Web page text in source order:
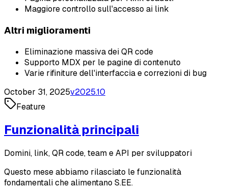
Maggiore controllo sull'accesso ai link
Altri miglioramenti
Eliminazione massiva dei QR code
Supporto MDX per le pagine di contenuto
Varie rifiniture dell'interfaccia e correzioni di bug
October 31, 2025v2025.10
Feature
Funzionalità principali
Domini, link, QR code, team e API per sviluppatori
Questo mese abbiamo rilasciato le funzionalità
fondamentali che alimentano S.EE.